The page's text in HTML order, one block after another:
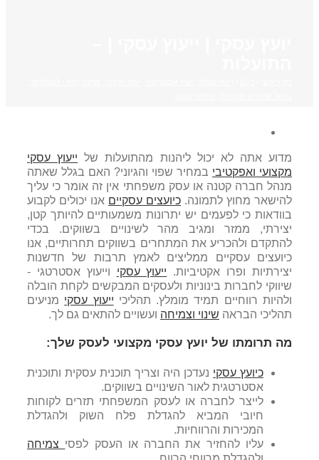
מדוע אתה לא יכול ליהנות מהתועלות של ייעוץ עסקי
מקצועי ואפקטיבי במחיר שפוי והגיוני? האם בגלל שאתה
מנהל חברה קטנה או עסק משפחתי אין זה אומר כי עליך
להישאר מחוץ לתמונה. כיועצים עסקיים אנו יכולים לקבוע
בוודאות כי לפעמים יש יתרונות משמעותיים להיותך קטן,
יצירתי, ממזר ומגיב מהר לשינויים בשווקים. בכדי
להתקדם ולהכריע את המתחרים בשווקים תחרותיים, אנו
כיועצים עסקיים ממליצים לאמץ תרבות של חדשנות
יצירתיות ופרו אקטיביות. ייעוץ עסקי וייעוץ אסטרטגי -
שיווקי לחברות בינוניות ולעסקים המבקשים לקחת הובלה
ולהיות רווחיים תמיד מומלץ. תהליכי ייעוץ עסקי מניעים
תהליכי הבראה שינוי וצמיחה ועשויים להתאים גם לך.
מה תרומתו של יועץ עסקי מקצועי לעסק שלך:
כיועץ עסקי נעדכן היה וצריך תוכנית עסקית ותוכנית
אסטרטגית לאור השינויים בשווקים.
לייצר לחברה או לעסק המשפחתי תזרים לקוחות
חיובי המביא להגדלת פלח השוק ולהגדלת
המכירות והרווחיות.
עליו להחזיר את החברה או העסק לפסי צמיחה